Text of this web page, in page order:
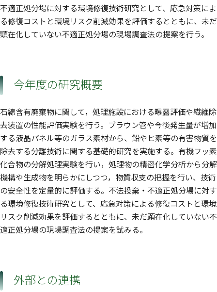
不適正処分場に対する環境修復技術研究として、応急対策によ
る修復コストと環境リスク削減効果を評価するとともに、未だ
顕在化していない不適正処分場の現場調査法の提案を行う。
今年度の研究概要
石綿含有廃棄物に関して，処理施設における曝露評価や繊維除
去装置の性能評価実験を行う。ブラウン管や今後発生量が増加
する液晶パネル等のガラス素材から、鉛やヒ素等の有害物質を
除去する分離技術に関する基礎的研究を実施する。有機フッ素
化合物の分解処理実験を行い，処理物の精密化学分析から分解
機構や生成物を明らかにしつつ，物質収支の把握を行い、技術
の安全性を定量的に評価する。不法投棄・不適正処分場に対す
る環境修復技術研究として、応急対策による修復コストと環境
リスク削減効果を評価するとともに、未だ顕在化していない不
適正処分場の現場調査法の提案を試みる。
外部との連携